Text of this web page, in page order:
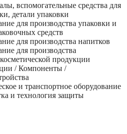
вспомогательные средства для
детали упаковки
для производства упаковки и
средств
для производства напитков
для производства
продукции
/ Компоненты /
и транспортное оборудование
и технология защиты